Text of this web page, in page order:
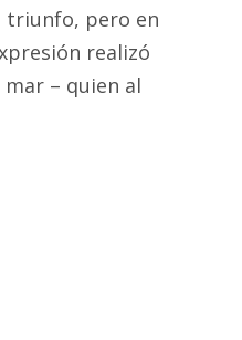
triunfo, pero en
realizó
– quien al